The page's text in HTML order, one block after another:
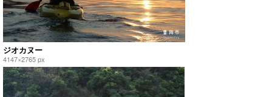
ジオカヌー
4147×2765 px